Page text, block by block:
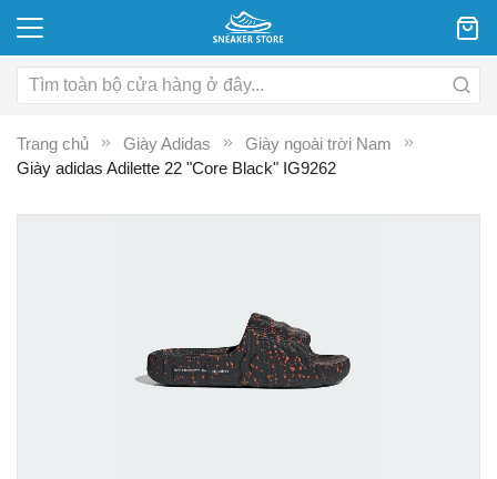
Trang chủ Giày Adidas
Giày ngoài trời Nam
Giày adidas Adilette 22 "Core Black" IG9262